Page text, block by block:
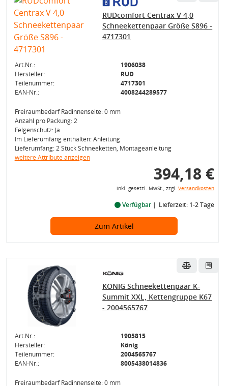
RUDcomfort Centrax V 4,0
Schneekettenpaar Größe S896 -
4717301
Art.Nr.:
1906038
Hersteller:
RUD
Teilenummer:
4717301
EAN-Nr.:
4008244289577
Freiraumbedarf Radinnenseite: 0 mm
Anzahl pro Packung: 2
Felgenschutz: Ja
Im Lieferumfang enthalten: Anleitung
Lieferumfang: 2 Stück Schneeketten, Montageanleitung
weitere Attribute anzeigen
394,18 €
inkl. gesetzl. MwSt., zzgl. Versandkosten
Verfügbar Lieferzeit: 1-2 Tage
Zum Artikel
KÖNIG Schneekettenpaar K-
Summit XXL, Kettengruppe K67
- 2004565767
Art.Nr.:
1905815
Hersteller:
König
Teilenummer:
2004565767
EAN-Nr.:
8005438014836
Freiraumbedarf Radinnenseite: 0 mm